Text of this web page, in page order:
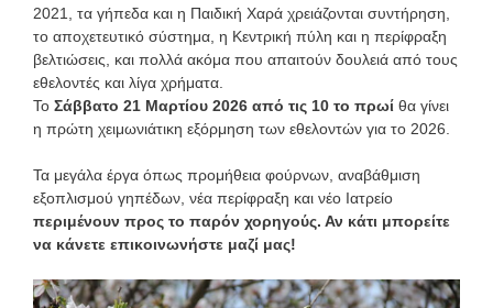
2021, τα γήπεδα και η Παιδική Χαρά χρειάζονται συντήρηση,
το αποχετευτικό σύστημα, η Κεντρική πύλη και η περίφραξη
βελτιώσεις, και πολλά ακόμα που απαιτούν δουλειά από τους
εθελοντές και λίγα χρήματα.
Το Σάββατο 21 Μαρτίου 2026 από τις 10 το πρωί θα γίνει
η πρώτη χειμωνιάτικη εξόρμηση των εθελοντών για το 2026.
Τα μεγάλα έργα όπως προμήθεια φούρνων, αναβάθμιση
εξοπλισμού γηπέδων, νέα περίφραξη και νέο Ιατρείο
περιμένουν προς το παρόν χορηγούς. Αν κάτι μπορείτε
να κάνετε επικοινωνήστε μαζί μας!